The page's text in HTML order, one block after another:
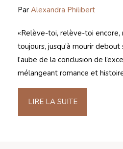
Par Alexandra Philibert
«Relève-toi, relève-toi
toujours, jusqu’à mourir debout
l’aube de la conclusion de
mélangeant romance et
LIRE LA SUITE